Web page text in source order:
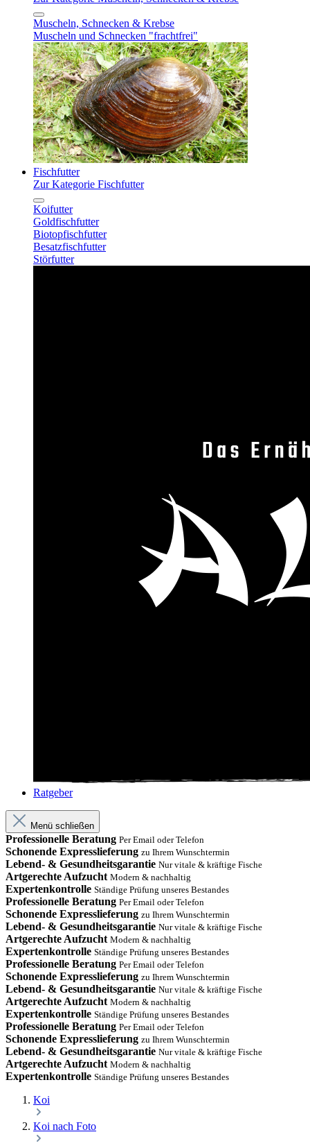
Muscheln, Schnecken & Krebse
Muscheln und Schnecken "frachtfrei"
Fischfutter
Zur Kategorie Fischfutter
Koifutter
Goldfischfutter
Biotopfischfutter
Besatzfischfutter
Störfutter
Ratgeber
Menü schließen
Professionelle Beratung Per Email oder Telefon
Schonende Expresslieferung zu Ihrem Wunschtermin
Lebend- & Gesundheitsgarantie Nur vitale & kräftige Fische
Artgerechte Aufzucht Modern & nachhaltig
Expertenkontrolle Ständige Prüfung unseres Bestandes
Professionelle Beratung Per Email oder Telefon
Schonende Expresslieferung zu Ihrem Wunschtermin
Lebend- & Gesundheitsgarantie Nur vitale & kräftige Fische
Artgerechte Aufzucht Modern & nachhaltig
Expertenkontrolle Ständige Prüfung unseres Bestandes
Professionelle Beratung Per Email oder Telefon
Schonende Expresslieferung zu Ihrem Wunschtermin
Lebend- & Gesundheitsgarantie Nur vitale & kräftige Fische
Artgerechte Aufzucht Modern & nachhaltig
Expertenkontrolle Ständige Prüfung unseres Bestandes
Professionelle Beratung Per Email oder Telefon
Schonende Expresslieferung zu Ihrem Wunschtermin
Lebend- & Gesundheitsgarantie Nur vitale & kräftige Fische
Artgerechte Aufzucht Modern & nachhaltig
Expertenkontrolle Ständige Prüfung unseres Bestandes
Koi
Koi nach Foto